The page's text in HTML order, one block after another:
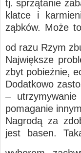
tj. sprzątanie
klatce i
ząbków. Może
od razu Rzym
Największe
zbyt pobieżnie,
Dodatkowo
–
pomaganie
Nagrodą za
jest basen.